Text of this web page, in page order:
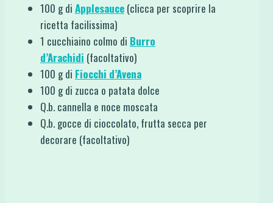
100 g di Applesauce (clicca per scoprire la
ricetta facilissima)
1 cucchiaino colmo di Burro
d’Arachidi (facoltativo)
100 g di Fiocchi d’Avena
100 g di zucca o patata dolce
Q.b. cannella e noce moscata
Q.b. gocce di cioccolato, frutta secca per
decorare (facoltativo)